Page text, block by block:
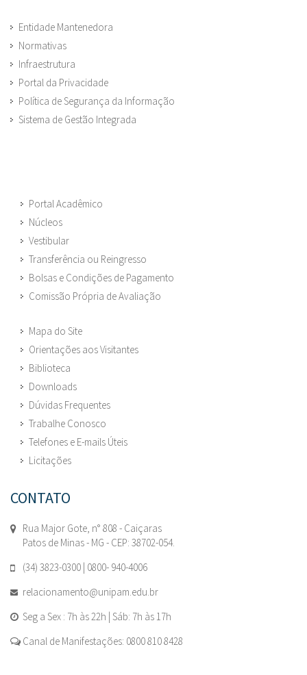
Entidade Mantenedora
Normativas
Infraestrutura
Portal da Privacidade
Política de Segurança da Informação
Sistema de Gestão Integrada
Portal Acadêmico
Núcleos
Vestibular
Transferência ou Reingresso
Bolsas e Condições de Pagamento
Comissão Própria de Avaliação
Mapa do Site
Orientações aos Visitantes
Biblioteca
Downloads
Dúvidas Frequentes
Trabalhe Conosco
Telefones e E-mails Úteis
Licitações
CONTATO
Rua Major Gote, n° 808 - Caiçaras
Patos de Minas - MG - CEP: 38702-054.
(34) 3823-0300 | 0800- 940-4006
relacionamento@unipam.edu.br
Seg a Sex : 7h às 22h | Sáb: 7h às 17h
Canal de Manifestações: 0800 810 8428